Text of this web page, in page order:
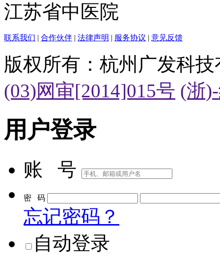
江苏省中医院
联系我们 | 合作伙伴 | 法律声明 | 服务协议 | 意见反馈
版权所有：杭州广发科
(03)网审[2014]015号 (浙
用户登录
账 号
密 码
忘记密码？
自动登录